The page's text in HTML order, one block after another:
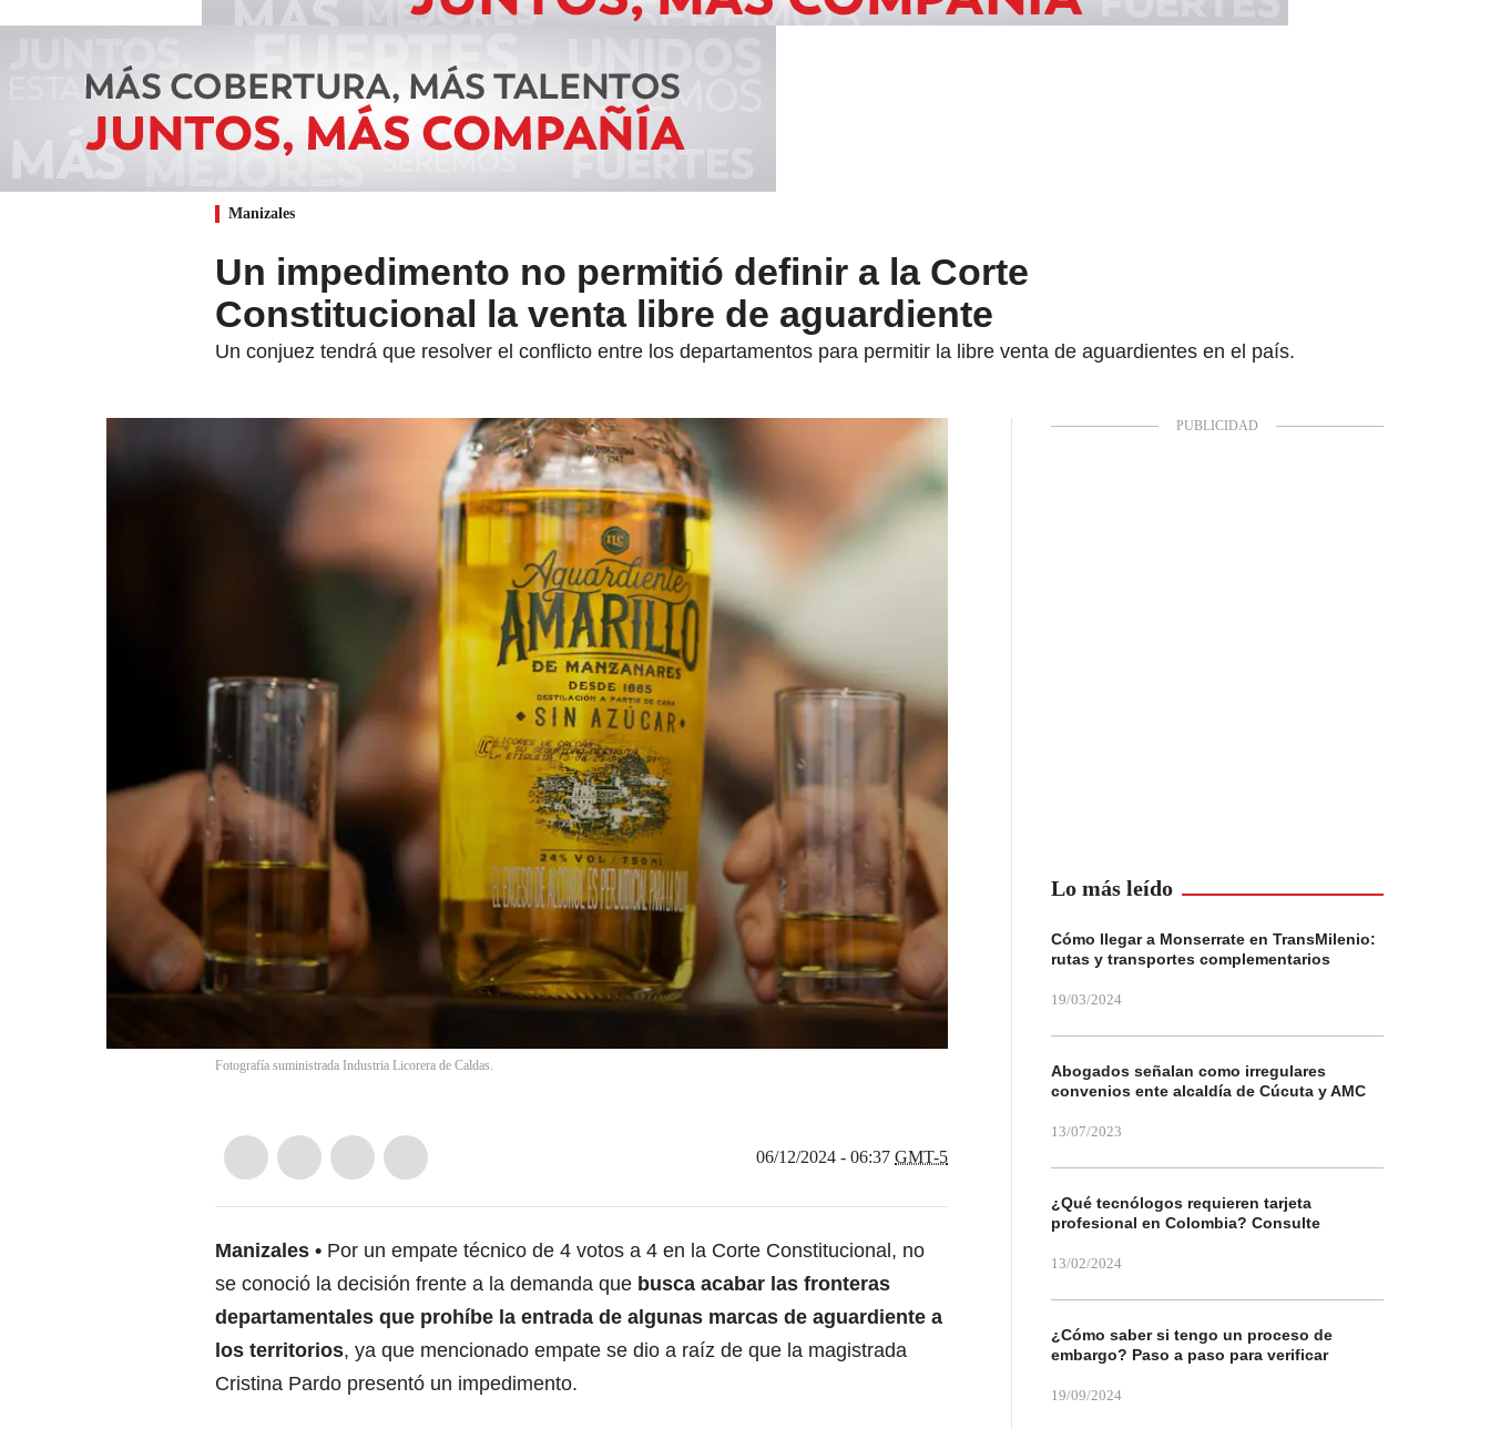
Manizales
Un impedimento no permitió definir a la Corte
Constitucional la venta libre de aguardiente
Un conjuez tendrá que resolver el conflicto entre los departamentos para permitir la libre venta de aguardientes en el país.
Fotografía suministrada Industria Licorera de Caldas.
06/12/2024 - 06:37 GMT-5
Manizales
Por un empate técnico de 4 votos a 4 en la Corte Constitucional, no
se conoció la decisión frente a la demanda que busca acabar las fronteras
departamentales que prohíbe la entrada de algunas marcas de aguardiente a
los territorios, ya que mencionado empate se dio a raíz de que la magistrada
Cristina Pardo presentó un impedimento.
Lo más leído
Cómo llegar a Monserrate en TransMilenio:
rutas y transportes complementarios
19/03/2024
Abogados señalan como irregulares
convenios ente alcaldía de Cúcuta y AMC
13/07/2023
¿Qué tecnólogos requieren tarjeta
profesional en Colombia? Consulte
13/02/2024
¿Cómo saber si tengo un proceso de
embargo? Paso a paso para verificar
19/09/2024